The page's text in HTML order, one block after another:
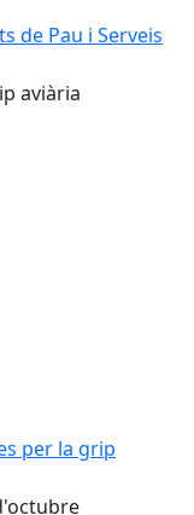
de Pau i Serveis
per la grip